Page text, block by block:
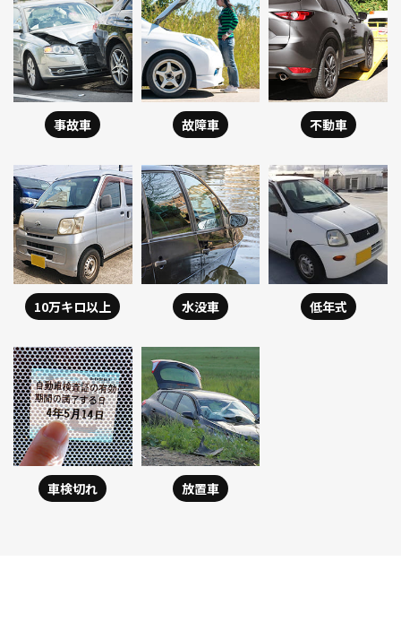
事故車 故障車 不動車
10万キロ以上 水没車 低年式
車検切れ 放置車